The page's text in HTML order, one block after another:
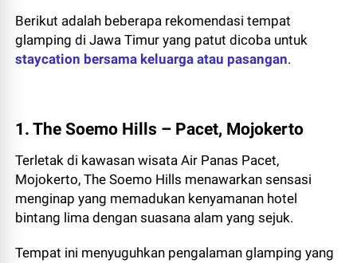
Berikut adalah beberapa rekomendasi tempat
glamping di Jawa Timur yang patut dicoba untuk
staycation bersama keluarga atau pasangan.
1. The Soemo Hills – Pacet, Mojokerto
Terletak di kawasan wisata Air Panas Pacet,
Mojokerto, The Soemo Hills menawarkan sensasi
menginap yang memadukan kenyamanan hotel
bintang lima dengan suasana alam yang sejuk.
Tempat ini menyuguhkan pengalaman glamping yang